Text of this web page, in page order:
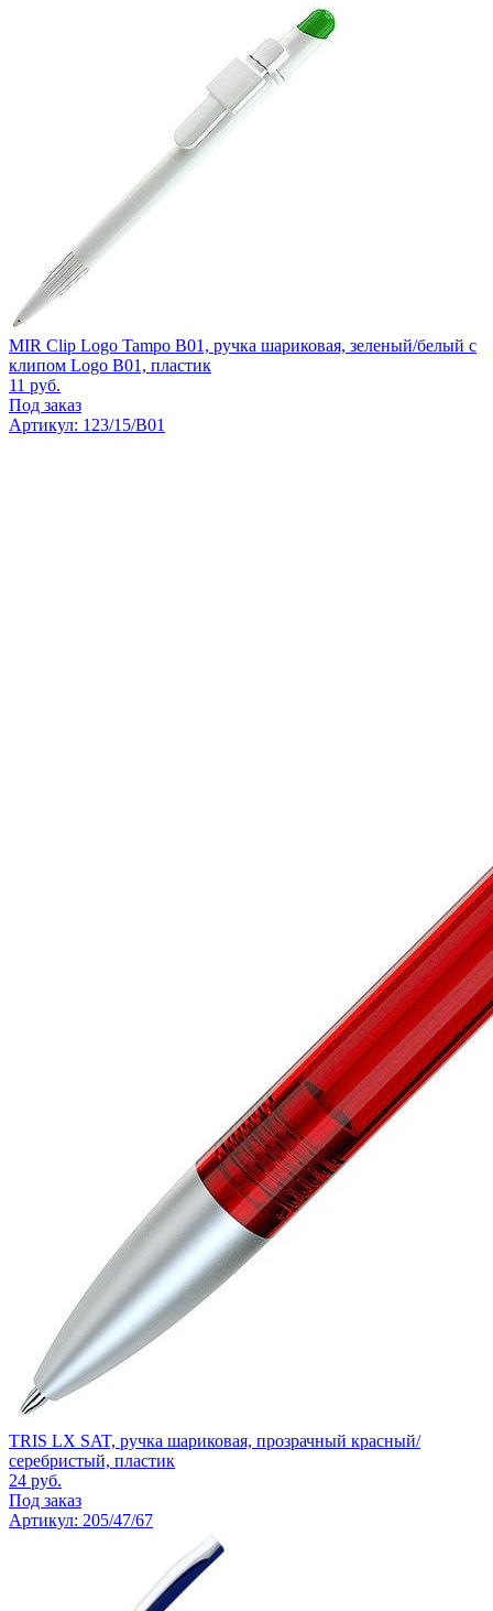
MIR Clip Logo Tampo B01, ручка шариковая, зеленый/белый с
клипом Logo B01, пластик
11 руб.
Под заказ
Артикул: 123/15/B01
TRIS LX SAT, ручка шариковая, прозрачный красный/
серебристый, пластик
24 руб.
Под заказ
Артикул: 205/47/67